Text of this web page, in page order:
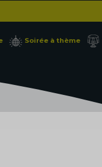
Soirée à thème